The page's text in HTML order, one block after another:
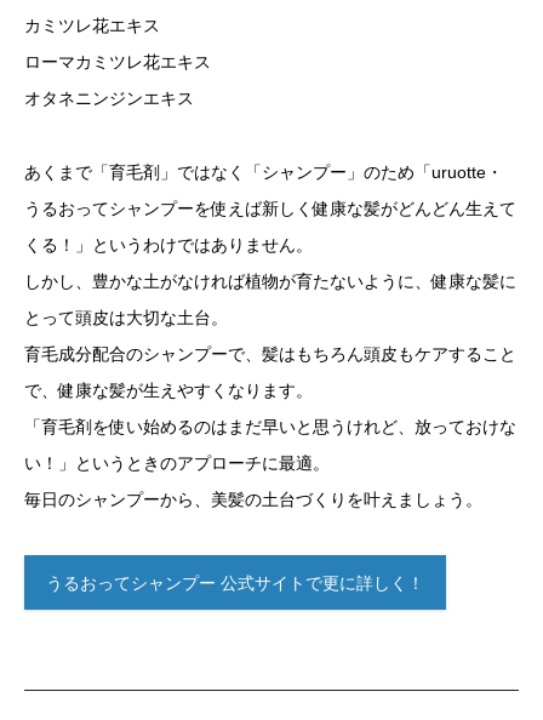
カミツレ花エキス
ローマカミツレ花エキス
オタネニンジンエキス
あくまで「育毛剤」ではなく「シャンプー」のため「uruotte・
うるおってシャンプーを使えば新しく健康な髪がどんどん生えて
くる！」というわけではありません。
しかし、豊かな土がなければ植物が育たないように、健康な髪に
とって頭皮は大切な土台。
育毛成分配合のシャンプーで、髪はもちろん頭皮もケアすること
で、健康な髪が生えやすくなります。
「育毛剤を使い始めるのはまだ早いと思うけれど、放っておけな
い！」というときのアプローチに最適。
毎日のシャンプーから、美髪の土台づくりを叶えましょう。
うるおってシャンプー 公式サイトで更に詳しく！